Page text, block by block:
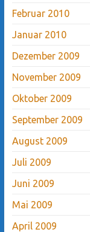
Februar 2010
Januar 2010
Dezember 2009
November 2009
Oktober 2009
September 2009
August 2009
Juli 2009
Juni 2009
Mai 2009
April 2009